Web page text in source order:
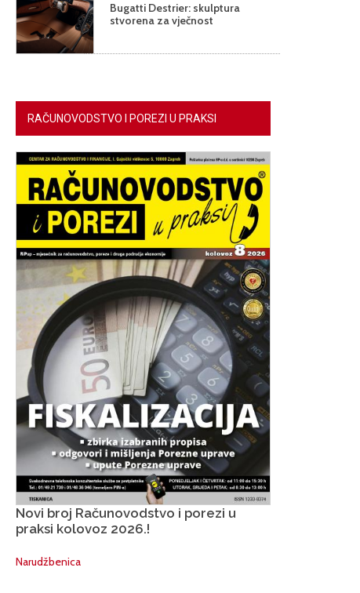
Bugatti Destrier: skulptura
stvorena za vječnost
RAČUNOVODSTVO I POREZI U PRAKSI
Novi broj Računovodstvo i porezi u
praksi kolovoz 2026.!
Narudžbenica